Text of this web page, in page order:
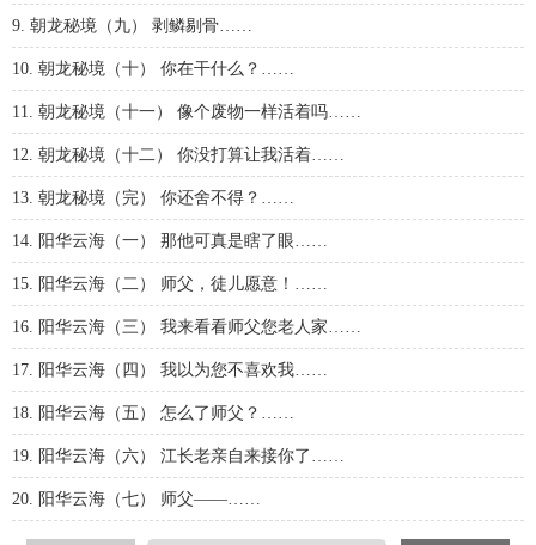
9. 朝龙秘境（九） 剥鳞剔骨……
10. 朝龙秘境（十） 你在干什么？……
11. 朝龙秘境（十一） 像个废物一样活着吗……
12. 朝龙秘境（十二） 你没打算让我活着……
13. 朝龙秘境（完） 你还舍不得？……
14. 阳华云海（一） 那他可真是瞎了眼……
15. 阳华云海（二） 师父，徒儿愿意！……
16. 阳华云海（三） 我来看看师父您老人家……
17. 阳华云海（四） 我以为您不喜欢我……
18. 阳华云海（五） 怎么了师父？……
19. 阳华云海（六） 江长老亲自来接你了……
20. 阳华云海（七） 师父——……